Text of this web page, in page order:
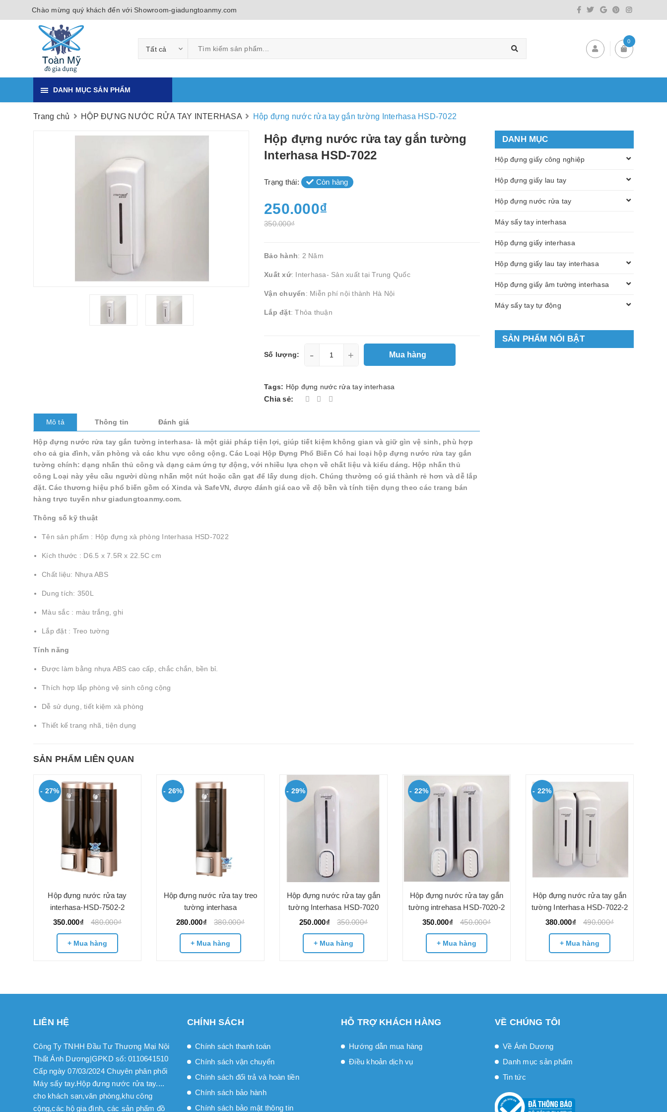
Chào mừng quý khách đến với Showroom-giadungtoanmy.com
Tất cả
0
DANH MỤC SẢN PHẨM
Trang chủ HỘP ĐỰNG NƯỚC RỬA TAY INTERHASA Hộp đựng nước rửa tay gắn tường Interhasa HSD-7022
Hộp đựng nước rửa tay gắn tường
Interhasa HSD-7022
Trạng thái: Còn hàng
250.000₫
350.000₫
Bảo hành: 2 Năm
Xuất xứ: Interhasa- Sản xuất tại Trung Quốc
Vận chuyển: Miễn phí nội thành Hà Nội
Lắp đặt: Thỏa thuận
Số lượng: - + Mua hàng
Tags: Hộp đựng nước rửa tay interhasa
Chia sẻ:
Mô tả Thông tin Đánh giá
Hộp đựng nước rửa tay gắn tường interhasa- là một giải pháp tiện lợi, giúp tiết kiệm không gian và giữ gìn vệ sinh, phù hợp
cho cả gia đình, văn phòng và các khu vực công cộng. Các Loại Hộp Đựng Phổ Biến Có hai loại hộp đựng nước rửa tay gắn
tường chính: dạng nhấn thủ công và dạng cảm ứng tự động, với nhiều lựa chọn về chất liệu và kiểu dáng. Hộp nhấn thủ
công Loại này yêu cầu người dùng nhấn một nút hoặc cần gạt để lấy dung dịch. Chúng thường có giá thành rẻ hơn và dễ lắp
đặt. Các thương hiệu phổ biến gồm có Xinda và SafeVN, được đánh giá cao về độ bền và tính tiện dụng theo các trang bán
hàng trực tuyến như giadungtoanmy.com.
Thông số kỹ thuật
Tên sản phẩm : Hộp đựng xà phòng Interhasa HSD-7022
Kích thước : D6.5 x 7.5R x 22.5C cm
Chất liệu: Nhựa ABS
Dung tích: 350L
Màu sắc : màu trắng, ghi
Lắp đặt : Treo tường
Tính năng
Được làm bằng nhựa ABS cao cấp, chắc chắn, bền bỉ.
Thích hợp lắp phòng vệ sinh công cộng
Dễ sử dụng, tiết kiệm xà phòng
Thiết kế trang nhã, tiện dụng
DANH MỤC
Hộp đựng giấy công nghiệp
Hộp đựng giấy lau tay
Hộp đựng nước rửa tay
Máy sấy tay interhasa
Hộp đựng giấy interhasa
Hộp đựng giấy lau tay interhasa
Hộp đựng giấy âm tường interhasa
Máy sấy tay tự động
SẢN PHẨM NỔI BẬT
SẢN PHẨM LIÊN QUAN
- 27%
Hộp đựng nước rửa tay
interhasa-HSD-7502-2
350.000₫
480.000₫
+ Mua hàng
- 26%
Hộp đựng nước rửa tay treo
tường interhasa
280.000₫
380.000₫
+ Mua hàng
- 29%
Hộp đựng nước rửa tay gắn
tường Interhasa HSD-7020
250.000₫
350.000₫
+ Mua hàng
- 22%
Hộp đựng nước rửa tay gắn
tường intrehasa HSD-7020-2
350.000₫
450.000₫
+ Mua hàng
- 22%
Hộp đựng nước rửa tay gắn
tường Interhasa HSD-7022-2
380.000₫
490.000₫
+ Mua hàng
LIÊN HỆ
Công Ty TNHH Đầu Tư Thương Mại Nội
Thất Ánh Dương|GPKD số: 0110641510
Cấp ngày 07/03/2024 Chuyên phân phối
Máy sấy tay.Hộp đựng nước rửa tay....
cho khách sạn,văn phòng,khu công
cộng,các hộ gia đình, các sản phẩm đồ
CHÍNH SÁCH
Chính sách thanh toán
Chính sách vận chuyển
Chính sách đổi trả và hoàn tiền
Chính sách bảo hành
Chính sách bảo mật thông tin
HỖ TRỢ KHÁCH HÀNG
Hướng dẫn mua hàng
Điều khoản dịch vụ
VỀ CHÚNG TÔI
Về Ánh Dương
Danh mục sản phẩm
Tin tức